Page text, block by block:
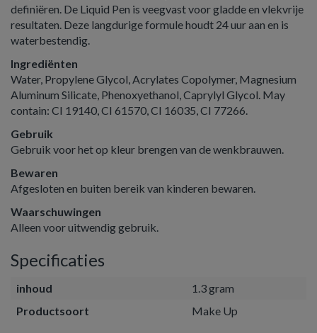
definiëren. De Liquid Pen is veegvast voor gladde en vlekvrije
resultaten. Deze langdurige formule houdt 24 uur aan en is
waterbestendig.
Ingrediënten
Water, Propylene Glycol, Acrylates Copolymer, Magnesium
Aluminum Silicate, Phenoxyethanol, Caprylyl Glycol. May
contain: CI 19140, CI 61570, CI 16035, CI 77266.
Gebruik
Gebruik voor het op kleur brengen van de wenkbrauwen.
Bewaren
Afgesloten en buiten bereik van kinderen bewaren.
Waarschuwingen
Alleen voor uitwendig gebruik.
Specificaties
inhoud
1.3 gram
Productsoort
Make Up